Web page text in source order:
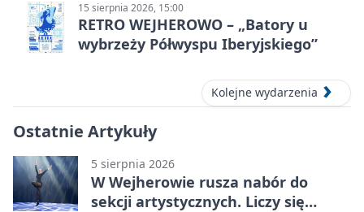
15 sierpnia 2026, 15:00
RETRO WEJHEROWO – „Batory u
wybrzeży Półwyspu Iberyjskiego”
Kolejne wydarzenia
Ostatnie Artykuły
5 sierpnia 2026
W Wejherowie rusza nabór do
sekcji artystycznych. Liczy się